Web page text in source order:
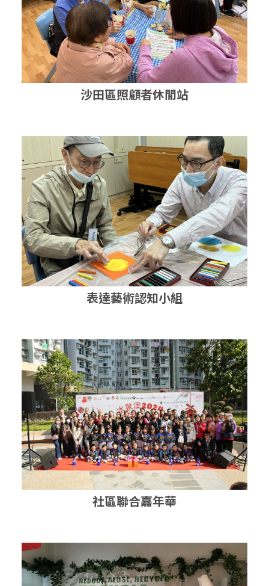
沙田區照顧者休閒站
表達藝術認知小組
社區聯合嘉年華